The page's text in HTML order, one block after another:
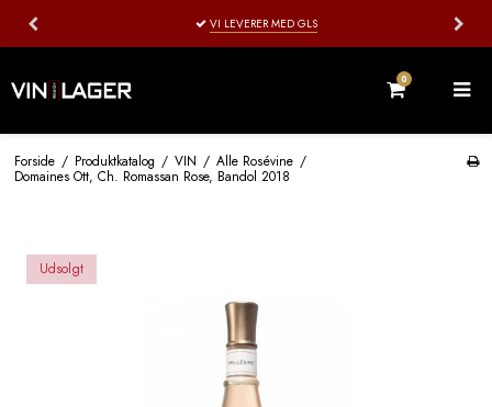
VI LEVERER MED GLS
0
Forside / Produktkatalog / VIN / Alle Rosévine /
Domaines Ott, Ch. Romassan Rose, Bandol 2018
Udsolgt